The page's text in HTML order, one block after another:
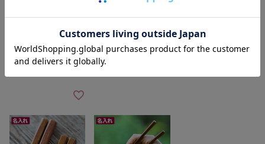
和の竹職人スゴ技！
合わせ技でレトロ
モダン
販売価格 ¥3,960
極上竹箸置き
ト（大）
販売価格
税込